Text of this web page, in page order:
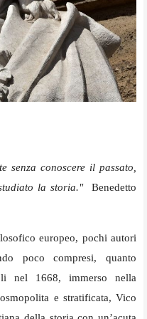
senza conoscere il passato,
la storia."
Benedetto
europeo, pochi autori
poco compresi, quanto
nel 1668, immerso nella
e stratificata, Vico